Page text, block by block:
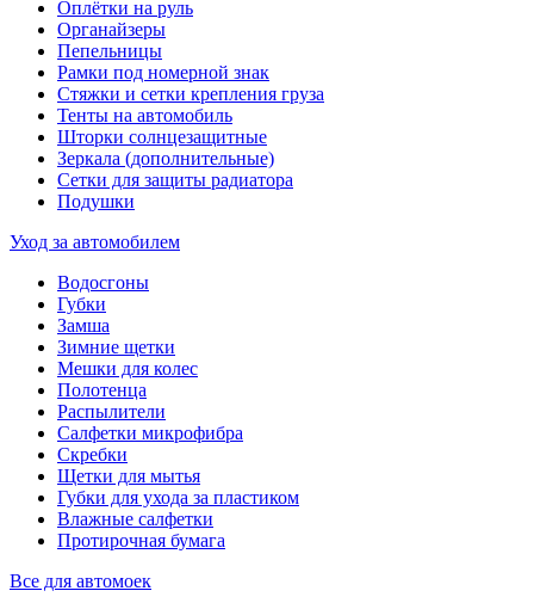
Оплётки на руль
Органайзеры
Пепельницы
Рамки под номерной знак
Стяжки и сетки крепления груза
Тенты на автомобиль
Шторки солнцезащитные
Зеркала (дополнительные)
Сетки для защиты радиатора
Подушки
Уход за автомобилем
Водосгоны
Губки
Замша
Зимние щетки
Мешки для колес
Полотенца
Распылители
Салфетки микрофибра
Скребки
Щетки для мытья
Губки для ухода за пластиком
Влажные салфетки
Протирочная бумага
Все для автомоек